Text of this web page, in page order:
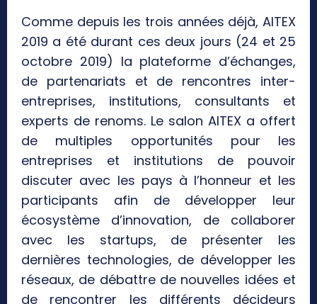
Comme depuis les trois années déjà, AITEX
2019 a été durant ces deux jours (24 et 25
octobre 2019) la plateforme d’échanges,
de partenariats et de rencontres inter-
entreprises, institutions, consultants et
experts de renoms. Le salon AITEX a offert
de multiples opportunités pour les
entreprises et institutions de pouvoir
discuter avec les pays à l’honneur et les
participants afin de développer leur
écosystème d’innovation, de collaborer
avec les startups, de présenter les
dernières technologies, de développer les
réseaux, de débattre de nouvelles idées et
de rencontrer les différents décideurs